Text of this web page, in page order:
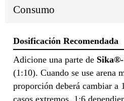
Consumo
Dosificación Recomendada
Adicione una parte de Sika®-
(1:10). Cuando se use arena
proporción deberá cambiar
casos extremos, 1:6